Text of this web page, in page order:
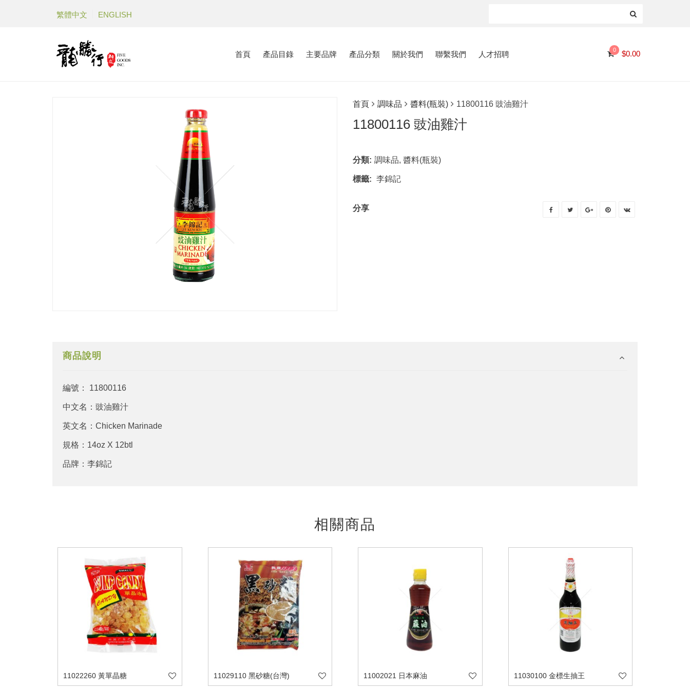
繁體中文 ENGLISH
首頁 產品目錄 主要品牌 產品分類 關於我們 聯繫我們 人才招聘 0 $0.00
首頁 調味品 醬料(瓶裝) 11800116 豉油雞汁
11800116 豉油雞汁
分類: 調味品, 醬料(瓶裝)
標籤: 李錦記
分享
商品說明
編號： 11800116
中文名：豉油雞汁
英文名：Chicken Marinade
規格：14oz X 12btl
品牌：李錦記
相關商品
11022260 黃單晶糖 11029110 黑砂糖(台灣) 11002021 日本麻油 11030100 金標生抽王